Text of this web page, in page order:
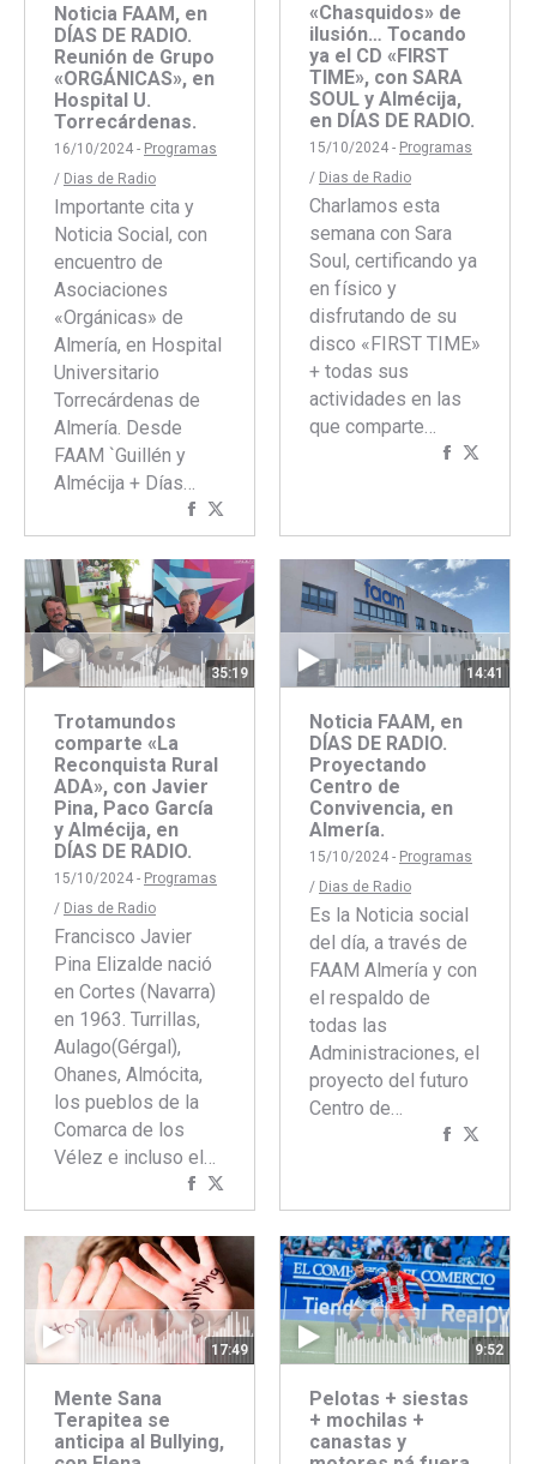
Noticia FAAM, en
DÍAS DE RADIO.
Reunión de Grupo
«ORGÁNICAS», en
Hospital U.
Torrecárdenas.
16/10/2024 - Programas
/ Dias de Radio
Importante cita y
Noticia Social, con
encuentro de
Asociaciones
«Orgánicas» de
Almería, en Hospital
Universitario
Torrecárdenas de
Almería. Desde
FAAM `Guillén y
Almécija + Días…
Compartir
con
Facebook
con
Twitter
«Chasquidos» de
ilusión… Tocando
ya el CD «FIRST
TIME», con SARA
SOUL y Almécija,
en DÍAS DE RADIO.
15/10/2024 - Programas
/ Dias de Radio
Charlamos esta
semana con Sara
Soul, certificando ya
en físico y
disfrutando de su
disco «FIRST TIME»
+ todas sus
actividades en las
que comparte…
Compartir
35:19
Trotamundos
comparte «La
Reconquista Rural
ADA», con Javier
Pina, Paco García
y Almécija, en
DÍAS DE RADIO.
15/10/2024 - Programas
/ Dias de Radio
Francisco Javier
Pina Elizalde nació
en Cortes (Navarra)
en 1963. Turrillas,
Aulago(Gérgal),
Ohanes, Almócita,
los pueblos de la
Comarca de los
Vélez e incluso el…
Compartir
con
Facebook
con
Twitter
14:41
Noticia FAAM, en
DÍAS DE RADIO.
Proyectando
Centro de
Convivencia, en
Almería.
15/10/2024 - Programas
/ Dias de Radio
Es la Noticia social
del día, a través de
FAAM Almería y con
el respaldo de
todas las
Administraciones, el
proyecto del futuro
Centro de…
Compartir
17:49
Mente Sana
Terapitea se
anticipa al Bullying,
9:52
Pelotas + siestas
+ mochilas +
canastas y